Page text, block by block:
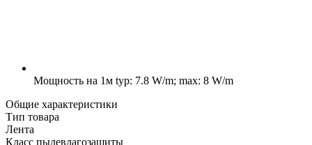
Мощность на 1м typ: 7.8 W/m; max: 8 W/m
Общие характеристики
Тип товара
Лента
Класс пылевлагозащиты